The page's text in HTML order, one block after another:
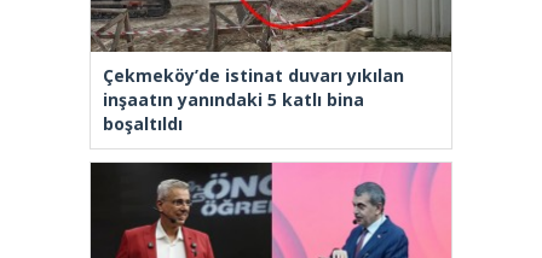
Çekmeköy’de istinat duvarı yıkılan
inşaatın yanındaki 5 katlı bina
boşaltıldı